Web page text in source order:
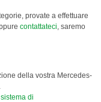
provate a effettuare
contattateci, saremo
della vostra Mercedes-
di